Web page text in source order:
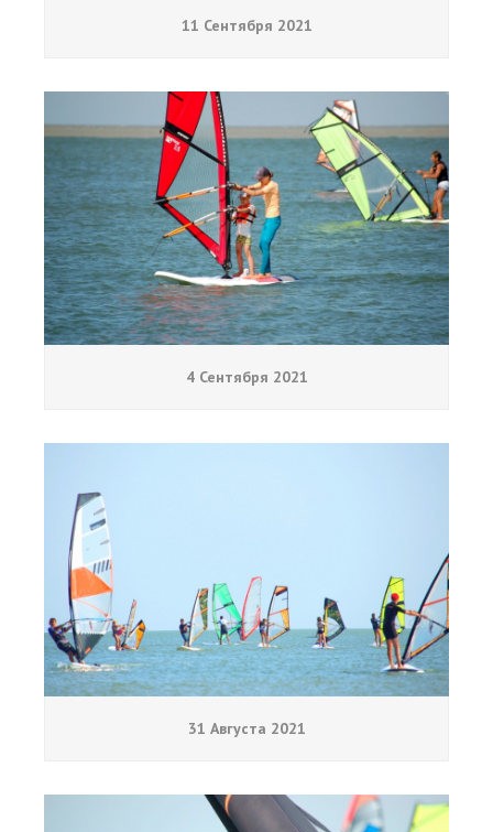
11 Сентября 2021
4 Сентября 2021
31 Августа 2021